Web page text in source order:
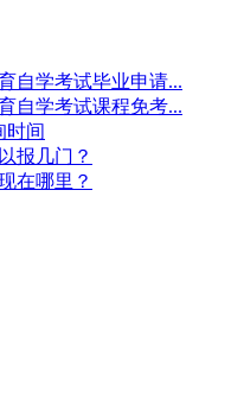
自学考试毕业申请...
自学考试课程免考...
时间
报几门？
在哪里？